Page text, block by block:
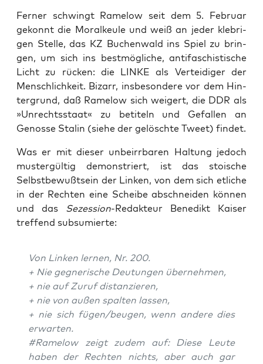
Fer­ner schwingt Rame­low seit dem 5. Febru­ar
gekonnt die Moral­keu­le und weiß an jeder kleb­ri­
gen Stel­le, das KZ Buchen­wald ins Spiel zu brin­
gen, um sich ins best­mög­li­che, anti­fa­schis­ti­sche
Licht zu rücken: die LINKE als Ver­tei­di­ger der
Mensch­lich­keit. Bizarr, ins­be­son­de­re vor dem Hin­
ter­grund, daß Rame­low sich wei­gert, die DDR als
»Unrechts­staat« zu beti­teln und Gefal­len an
Genos­se Sta­lin (sie­he der gelösch­te Tweet) findet.
Was er mit die­ser unbe­irr­ba­ren Hal­tung jedoch
mus­ter­gül­tig demons­triert, ist das stoi­sche
Selbst­be­wußt­sein der Lin­ken, von dem sich etli­che
in der Rech­ten eine Schei­be abschnei­den kön­nen
und das Sezes­si­on-Redak­teur Bene­dikt Kai­ser
tref­fend subsumierte:
Von Lin­ken ler­nen, Nr. 200.
+ Nie geg­ne­ri­sche Deu­tun­gen übernehmen,
+ nie auf Zuruf distanzieren,
+ nie von außen spal­ten lassen,
+ nie sich fügen/beugen, wenn ande­re dies
erwarten.
#Rame­low zeigt zudem auf: Die­se Leu­te
haben der Rech­ten nichts, aber auch gar